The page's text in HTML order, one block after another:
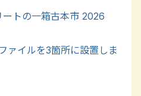
トの一箱古本市 2026
ァイルを3箇所に設置しま